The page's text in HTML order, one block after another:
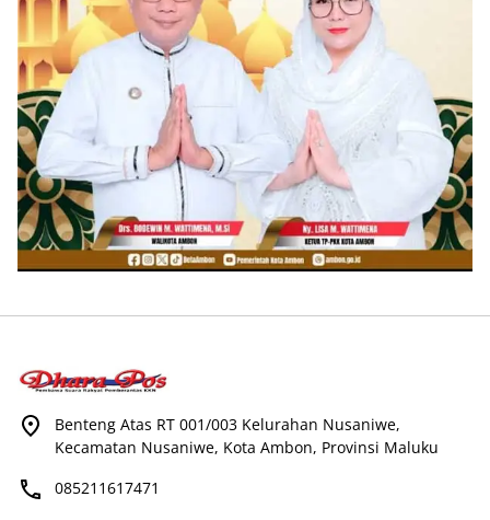
Benteng Atas RT 001/003 Kelurahan Nusaniwe,
Kecamatan Nusaniwe, Kota Ambon, Provinsi Maluku
085211617471